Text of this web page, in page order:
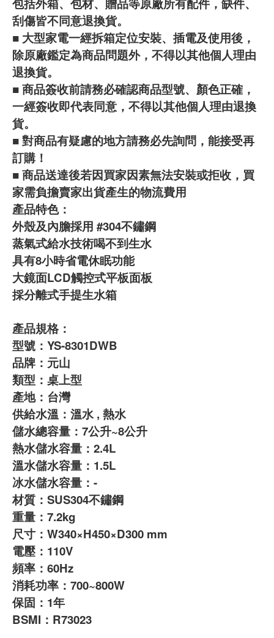
刮傷皆不同意退換貨。
■ 大型家電一經拆箱定位安裝、插電及使用後，
除原廠鑑定為商品問題外，不得以其他個人理由
退換貨。
■ 商品簽收前請務必確認商品型號、顏色正確，
一經簽收即代表同意，不得以其他個人理由退換
貨。
■ 對商品有疑慮的地方請務必先詢問，能接受再
訂購！
■ 商品送達後若因買家因素無法安裝或拒收，買
家需負擔賣家出貨產生的物流費用
產品特色：
外殼及內膽採用 #304不鏽鋼
蒸氣式給水技術喝不到生水
具有8小時省電休眠功能
大鏡面LCD觸控式平板面板
採分離式手提生水箱
產品規格：
型號：YS-8301DWB
品牌：元山
類型：桌上型
產地：台灣
供給水溫：溫水 , 熱水
儲水總容量：7公升~8公升
熱水儲水容量：2.4L
溫水儲水容量：1.5L
冰水儲水容量：-
材質：SUS304不鏽鋼
重量：7.2kg
尺寸：W340×H450×D300 mm
電壓：110V
頻率：60Hz
消耗功率：700~800W
保固：1年
BSMI：R73023